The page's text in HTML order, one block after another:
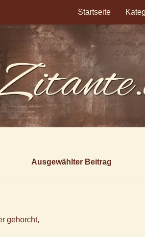
Startseite
Ausgewählter Beitrag
gehorcht,